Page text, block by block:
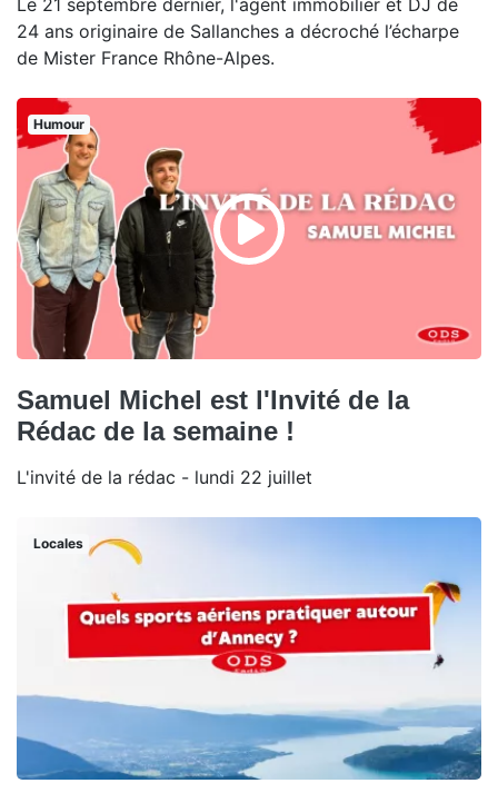
Le 21 septembre dernier, l'agent immobilier et DJ de
24 ans originaire de Sallanches a décroché l’écharpe
de Mister France Rhône-Alpes.
Humour
Samuel Michel est l'Invité de la
Rédac de la semaine !
L'invité de la rédac - lundi 22 juillet
Locales